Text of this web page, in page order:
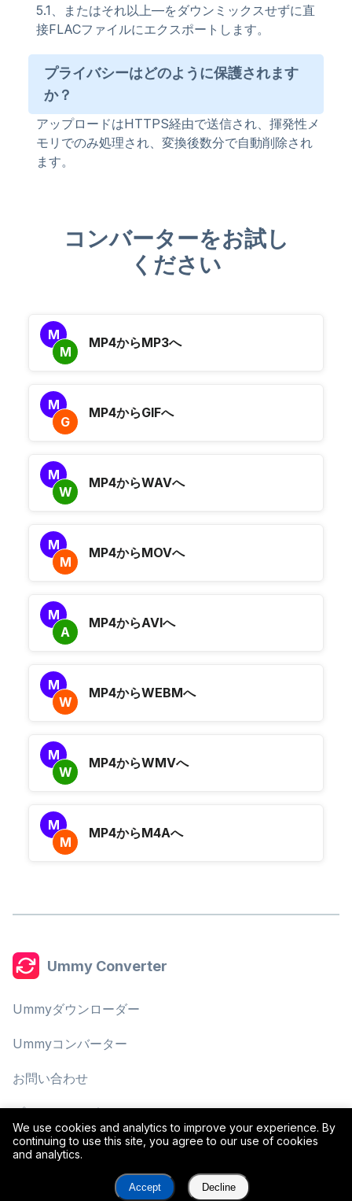
We use cookies and analytics to improve your experience. By
continuing to use this site, you agree to our use of cookies
and analytics.
Accept Decline
5.1、またはそれ以上—をダウンミックスせずに直
接FLACファイルにエクスポートします。
プライバシーはどのように保護されます
か？
アップロードはHTTPS経由で送信され、揮発性メ
モリでのみ処理され、変換後数分で自動削除され
ます。
コンバーターをお試し
ください
M
M
MP4からMP3へ
M
G
MP4からGIFへ
M
W
MP4からWAVへ
M
M
MP4からMOVへ
M
A
MP4からAVIへ
M
W
MP4からWEBMへ
M
W
MP4からWMVへ
M
M
MP4からM4Aへ
Ummy Converter
Ummyダウンローダー
Ummyコンバーター
お問い合わせ
プライバシーポリシー
利用規約